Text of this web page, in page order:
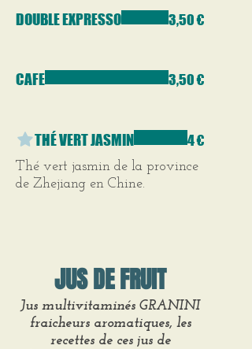
DOUBLE EXPRESSO 3,50 €
CAFE 3,50 €
THÉ VERT JASMIN
Thé vert jasmin de la province
de Zhejiang en Chine.
4 €
JUS DE FRUIT
Jus multivitaminés GRANINI
fraicheurs aromatiques, les
recettes de ces jus de